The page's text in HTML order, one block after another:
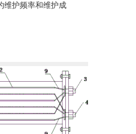
维护频率和维护成